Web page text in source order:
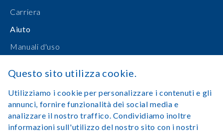
Carriera
Aiuto
Manuali d'uso
Accedi
Questo sito utilizza cookie.
Utilizziamo i cookie per personalizzare i contenuti e gli
annunci, fornire funzionalità dei social media e
analizzare il nostro traffico. Condividiamo inoltre
informazioni sull'utilizzo del nostro sito con i nostri